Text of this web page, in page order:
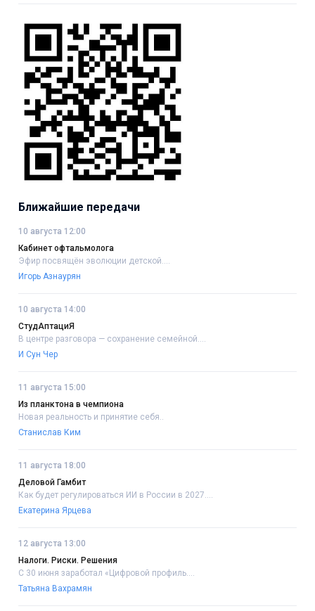
Ближайшие передачи
10 августа 12:00
Кабинет офтальмолога
Эфир посвящён эволюции детской....
Игорь Азнаурян
10 августа 14:00
СтудАптациЯ
В центре разговора — сохранение семейной....
И Сун Чер
11 августа 15:00
Из планктона в чемпиона
Новая реальность и принятие себя..
Станислав Ким
11 августа 18:00
Деловой Гамбит
Как будет регулироваться ИИ в России в 2027....
Екатерина Ярцева
12 августа 13:00
Налоги. Риски. Решения
С 30 июня заработал «Цифровой профиль....
Татьяна Вахрамян